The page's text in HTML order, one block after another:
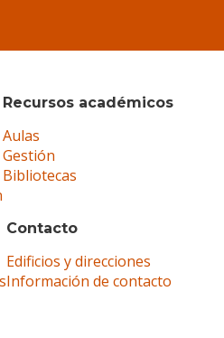
Recursos académicos
Aulas
Gestión
Bibliotecas
Contacto
Edificios y direcciones
Información de contacto